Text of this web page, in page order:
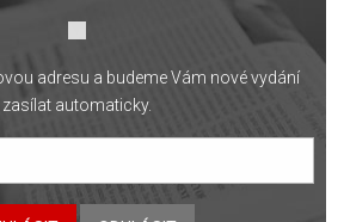
adresu a budeme Vám nové vydání
zasílat automaticky.